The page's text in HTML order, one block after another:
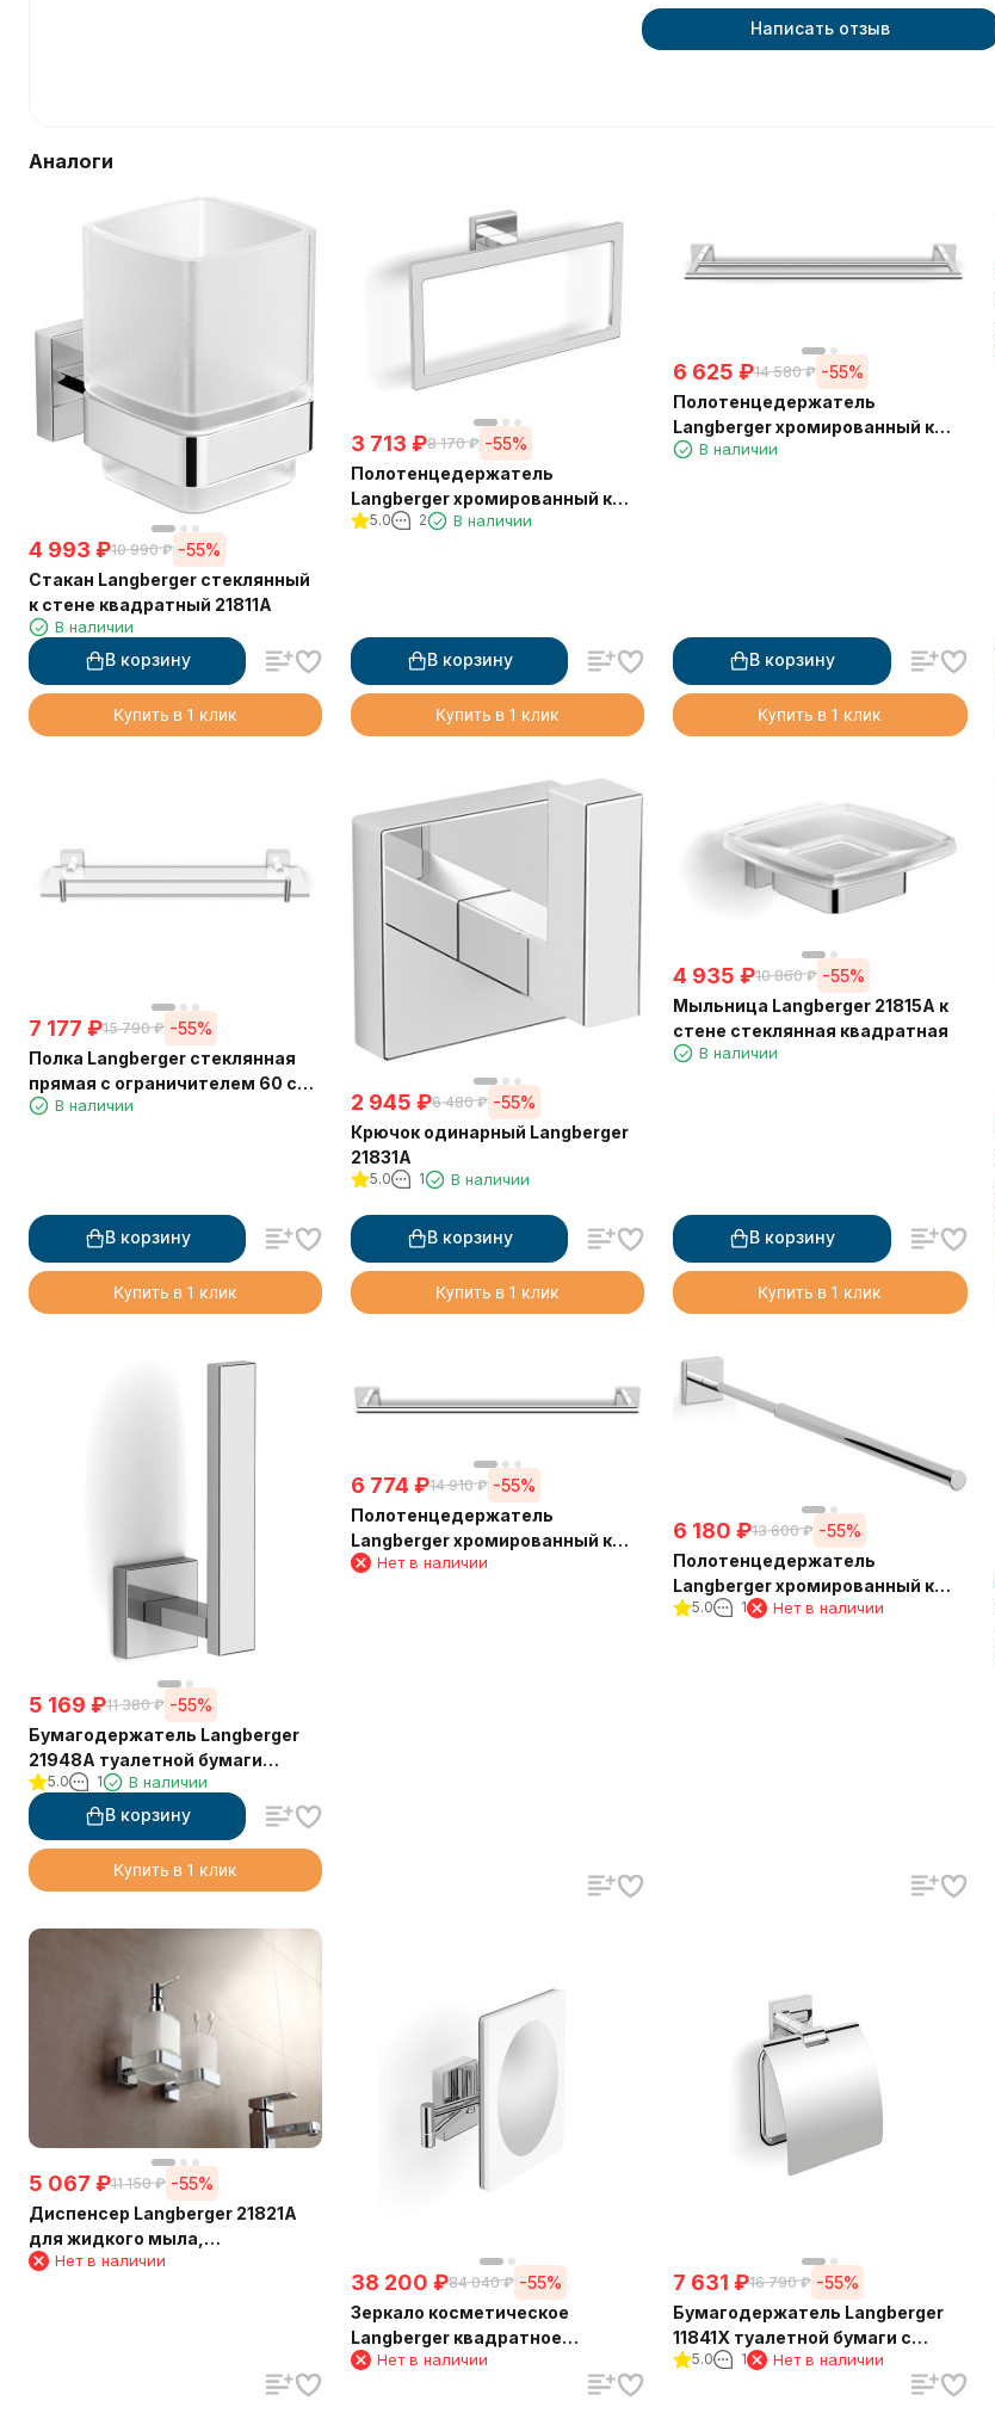
Написать отзыв
Аналоги
4 993 ₽10 990 ₽ -55%
Стакан Langberger стеклянный
к стене квадратный 21811A
В наличии
В корзину
Купить в 1 клик
3 713 ₽8 170 ₽ -55%
Полотенцедержатель
Langberger хромированный к
стене "квадрат" 21838A
5.0 2 В наличии
В корзину
Купить в 1 клик
6 625 ₽14 580 ₽ -55%
Полотенцедержатель
Langberger хромированный к
стене двойной 60 см 11802A
В наличии
В корзину
Купить в 1 клик
7 177 ₽15 790 ₽ -55%
Полка Langberger стеклянная
прямая с ограничителем 60 см
11851AВ наличии
В корзину
Купить в 1 клик
2 945 ₽6 480 ₽ -55%
Крючок одинарный Langberger
21831A
5.0 1 В наличии
В корзину
Купить в 1 клик
4 935 ₽10 860 ₽ -55%
Мыльница Langberger 21815A к
стене стеклянная квадратная
В наличии
В корзину
Купить в 1 клик
5 169 ₽11 380 ₽ -55%
Бумагодержатель Langberger
21948A туалетной бумаги
вертикальный
5.0 1 В наличии
В корзину
Купить в 1 клик
6 774 ₽14 910 ₽ -55%
Полотенцедержатель
Langberger хромированный к
стене одинарный 65 см 11801A
Нет в наличии
6 180 ₽13 600 ₽ -55%
Полотенцедержатель
Langberger хромированный к
стене телескопический 33-53
5.0 1 Нет в наличии
5 067 ₽11 150 ₽ -55%
Диспенсер Langberger 21821A
для жидкого мыла,
стеклянный, к стене,
Нет в наличии
38 200 ₽84 040 ₽ -55%
Зеркало косметическое
Langberger квадратное
поворотное с подсветкой 73485
Нет в наличии
7 631 ₽16 790 ₽ -55%
Бумагодержатель Langberger
11841X туалетной бумаги с
крышкой
5.0 1 Нет в наличии